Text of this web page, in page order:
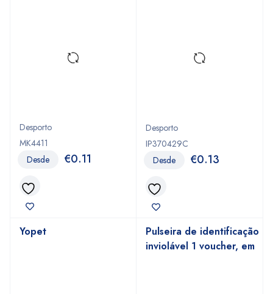
Desporto
MK4411
Desde €0.11
Desporto
IP370429C
Desde €0.13
Yopet
Pulseira de identificação
inviolável 1 voucher, em